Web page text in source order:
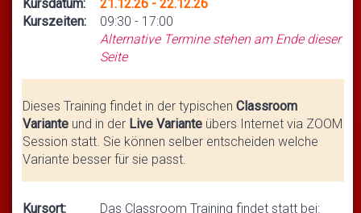
Kursdatum:
Kurszeiten:
21.12.26 - 22.12.26
09:30 - 17:00
Alternative Termine stehen am Ende dieser
Seite
Dieses Training findet in der typischen Classroom
Variante und in der Live Variante übers Internet via ZOOM
Session statt. Sie können selber entscheiden welche
Variante besser für sie passt.
Kursort:
Das Classroom Training findet statt bei: